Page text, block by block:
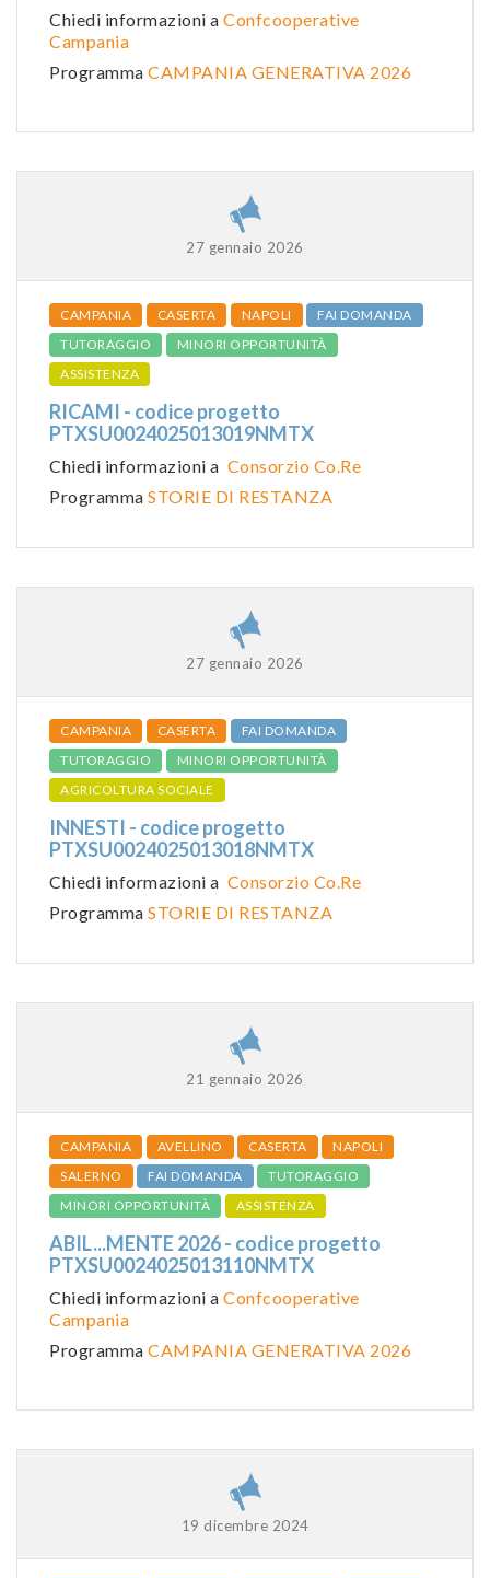
Chiedi informazioni a Confcooperative
Campania
Programma CAMPANIA GENERATIVA 2026
27 gennaio 2026
CAMPANIA CASERTA NAPOLI
FAI DOMANDA
TUTORAGGIO
MINORI OPPORTUNITÀ
ASSISTENZA
RICAMI - codice progetto
PTXSU0024025013019NMTX
Chiedi informazioni a Consorzio Co.Re
Programma STORIE DI RESTANZA
27 gennaio 2026
CAMPANIA CASERTA
FAI DOMANDA
TUTORAGGIO
MINORI OPPORTUNITÀ
AGRICOLTURA SOCIALE
INNESTI - codice progetto
PTXSU0024025013018NMTX
Chiedi informazioni a Consorzio Co.Re
Programma STORIE DI RESTANZA
21 gennaio 2026
CAMPANIA AVELLINO CASERTA
NAPOLI
SALERNO
FAI DOMANDA
TUTORAGGIO
MINORI OPPORTUNITÀ
ASSISTENZA
ABIL...MENTE 2026 - codice progetto
PTXSU0024025013110NMTX
Chiedi informazioni a Confcooperative
Campania
Programma CAMPANIA GENERATIVA 2026
19 dicembre 2024